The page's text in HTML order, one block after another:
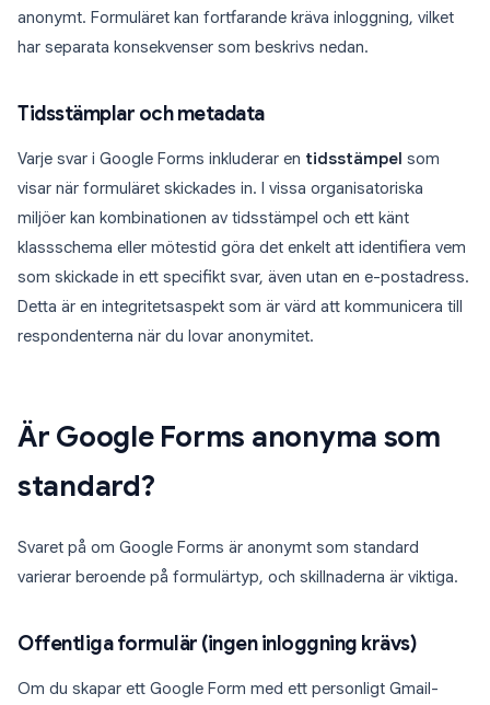
anonymt. Formuläret kan fortfarande kräva inloggning, vilket
har separata konsekvenser som beskrivs nedan.
Tidsstämplar och metadata
Varje svar i Google Forms inkluderar en tidsstämpel som
visar när formuläret skickades in. I vissa organisatoriska
miljöer kan kombinationen av tidsstämpel och ett känt
klassschema eller mötestid göra det enkelt att identifiera vem
som skickade in ett specifikt svar, även utan en e-postadress.
Detta är en integritetsaspekt som är värd att kommunicera till
respondenterna när du lovar anonymitet.
Är Google Forms anonyma som
standard?
Svaret på om Google Forms är anonymt som standard
varierar beroende på formulärtyp, och skillnaderna är viktiga.
Offentliga formulär (ingen inloggning krävs)
Om du skapar ett Google Form med ett personligt Gmail-